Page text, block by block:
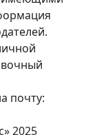
почту:
2025